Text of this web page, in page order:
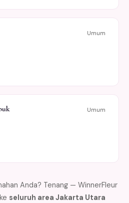
Umum
Umum
Anda? Tenang — WinnerFleur
seluruh area Jakarta Utara